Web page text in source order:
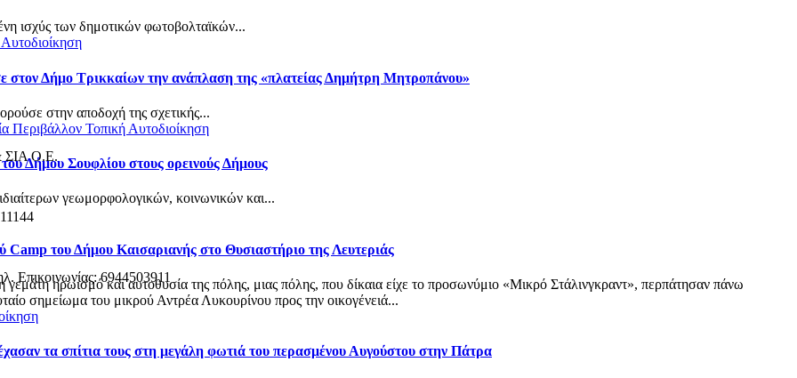
ισχύς των δημοτικών φωτοβολταϊκών...
στον Δήμο Τρικκαίων την ανάπλαση της «πλατείας Δημήτρη Μητροπάνου»
στην αποδοχή της σχετικής...
Περιβάλλον Τοπική Αυτοδιοίκηση
Δήμου Σουφλίου στους ορεινούς Δήμους
γεωμορφολογικών, κοινωνικών και...
Camp του Δήμου Καισαριανής στο Θυσιαστήριο της Λευτεριάς
γεμάτη ηρωισμό και αυτοθυσία της πόλης, μιας πόλης, που δίκαια είχε το προσωνύμιο «Μικρό Στάλινγκραντ», περπάτησαν πάνω
σημείωμα του μικρού Αντρέα Λυκουρίνου προς την οικογένειά...
τα σπίτια τους στη μεγάλη φωτιά του περασμένου Αυγούστου στην Πάτρα
ΣΙΑ Ο.Ε.
Επικοινωνίας: 6944503911